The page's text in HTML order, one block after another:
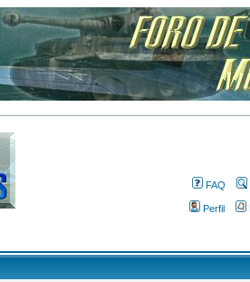
FAQ
Perfil